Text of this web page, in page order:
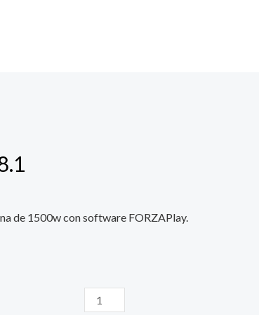
de 1500wcon software FORZAPlay.
Parámetros-